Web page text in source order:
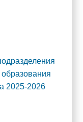
2025-2026